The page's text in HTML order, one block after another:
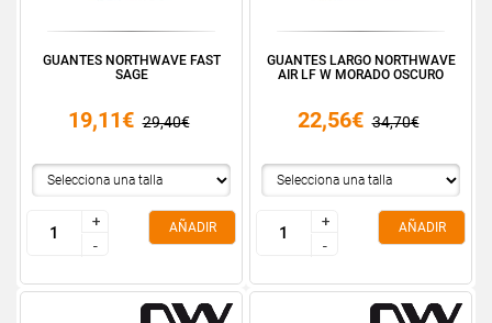
GUANTES NORTHWAVE FAST
SAGE
19,11€ 29,40€
+
-
+
-
AÑADIR
GUANTES LARGO NORTHWAVE
AIR LF W MORADO OSCURO
22,56€ 34,70€
+
-
+
-
AÑADIR